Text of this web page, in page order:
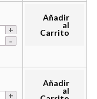
Añadir
al
Carrito
Añadir
al